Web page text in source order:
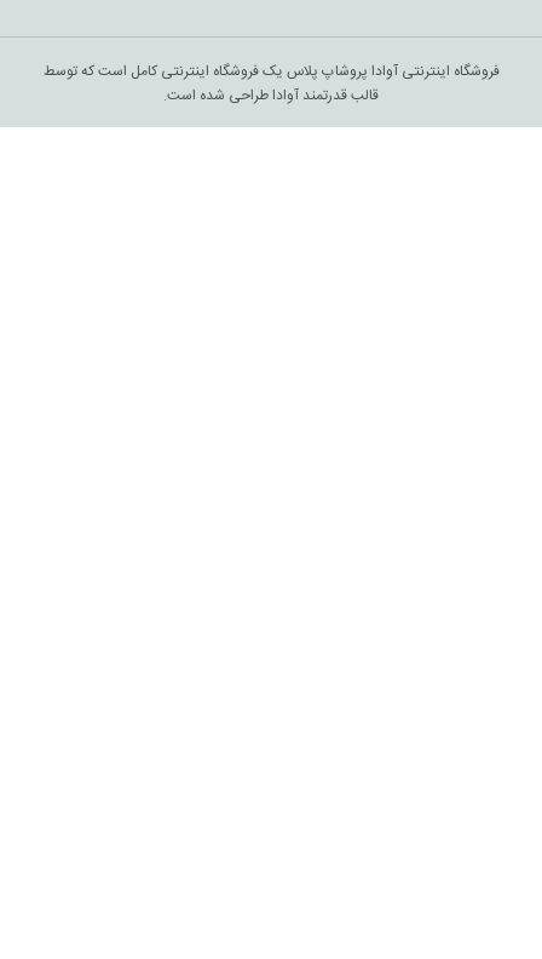
فروشگاه اینترنتی آوادا پروشاپ پلاس یک فروشگاه اینترنتی کامل است که توسط
قالب قدرتمند آوادا طراحی شده است.